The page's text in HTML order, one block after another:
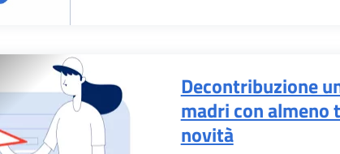
Decontribuzione
madri con almeno
novità